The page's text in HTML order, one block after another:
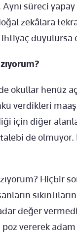
süreci
zekâlara
duyulursa
okullar henüz
verdikleri maaş
için diğer
de olmuyor.
Hiçbir
değer
poz vererek